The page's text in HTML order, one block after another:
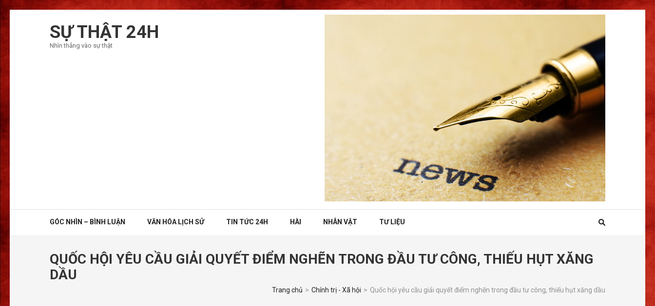
SỰ THẬT 24H
Nhìn thẳng vào sự thật
GÓC NHÌN – BÌNH LUẬN VĂN HÓA LỊCH SỬ TIN TỨC 24H HÀI NHÂN VẬT TƯ LIỆU
QUỐC HỘI YÊU CẦU GIẢI QUYẾT ĐIỂM NGHẼN TRONG ĐẦU TƯ CÔNG, THIẾU HỤT XĂNG
DẦU
Trang chủ > Chính trị - Xã hội > Quốc hội yêu cầu giải quyết điểm nghẽn trong đầu tư công, thiếu hụt xăng dầu